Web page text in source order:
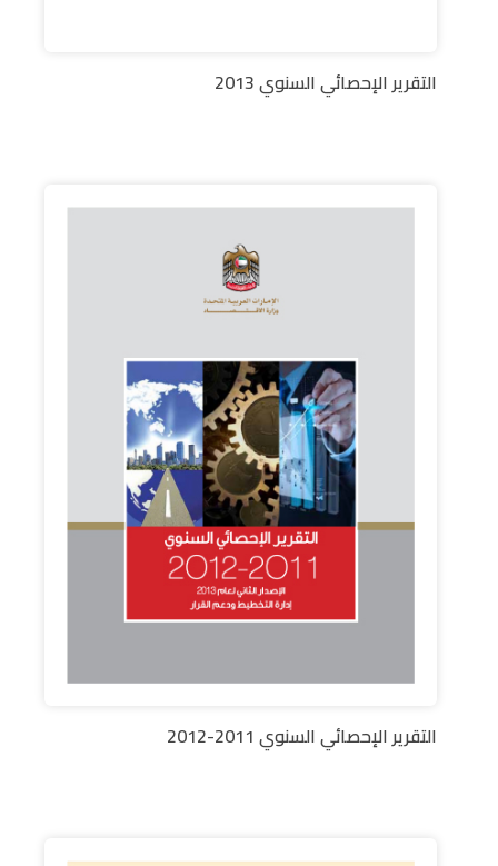
التقرير الإحصائي السنوي 2013
التقرير الإحصائي السنوي 2011-2012